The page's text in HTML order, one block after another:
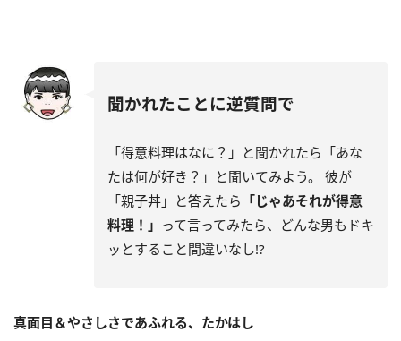
聞かれたことに逆質問で
「得意料理はなに？」と聞かれたら「あな
たは何が好き？」と聞いてみよう。 彼が
「親子丼」と答えたら 「じゃあそれが得意
料理！」 って言ってみたら、どんな男もドキ
ッとすること間違いなし!?
真面目＆やさしさであふれる、たかはし